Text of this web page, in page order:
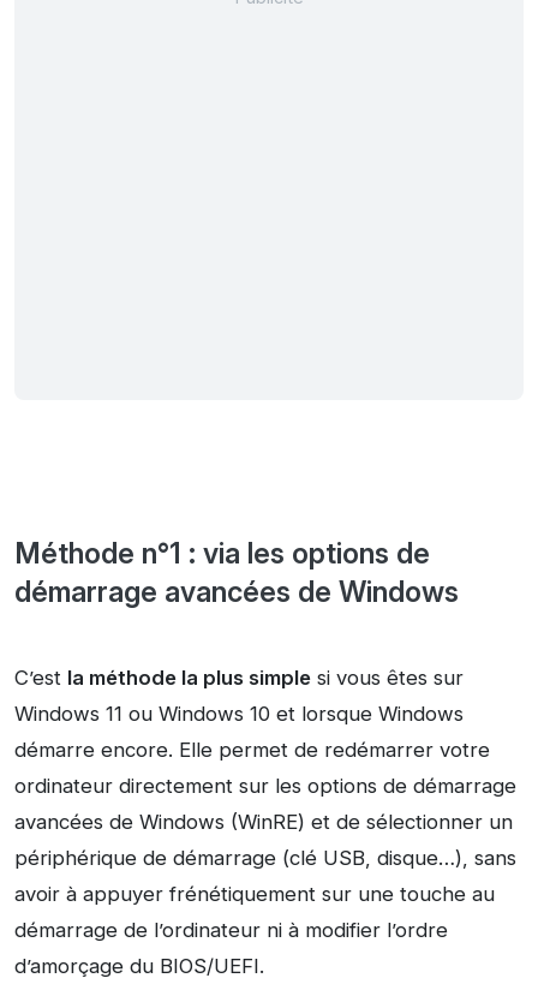
Méthode n°1 : via les options de
démarrage avancées de Windows
C’est la méthode la plus simple si vous êtes sur
Windows 11 ou Windows 10 et lorsque Windows
démarre encore. Elle permet de redémarrer votre
ordinateur directement sur les options de démarrage
avancées de Windows (WinRE) et de sélectionner un
périphérique de démarrage (clé USB, disque…), sans
avoir à appuyer frénétiquement sur une touche au
démarrage de l’ordinateur ni à modifier l’ordre
d’amorçage du BIOS/UEFI.